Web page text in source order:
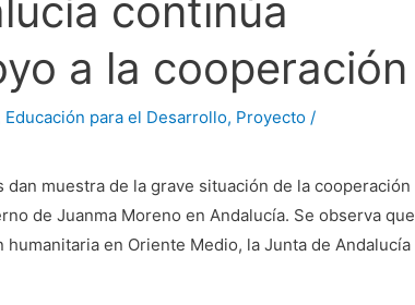
continúa
a la cooperación
Educación para el Desarrollo, Proyecto /
muestra de la grave situación de la cooperación
de Juanma Moreno en Andalucía. Se observa que
en Oriente Medio, la Junta de Andalucía